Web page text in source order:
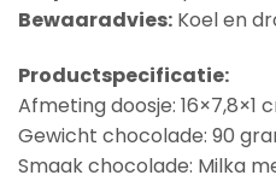
Bewaaradvies: Koel en
Productspecificatie:
Afmeting doosje: 16×7,8×1
Gewicht chocolade: 90
Smaak chocolade: Milka